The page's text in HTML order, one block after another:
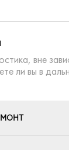
вне
ли вы в